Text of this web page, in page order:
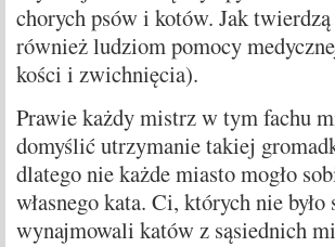
chorych psów i kotów. Jak
również ludziom pomocy
kości i zwichnięcia).
Prawie każdy mistrz w tym fachu
domyślić utrzymanie takiej
dlatego nie każde miasto mogło
własnego kata. Ci, których nie
wynajmowali katów z sąsiednich